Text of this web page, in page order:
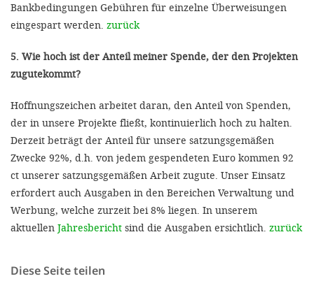
Bankbedingungen Gebühren für einzelne Überweisungen
eingespart werden. zurück
5. Wie hoch ist der Anteil meiner Spende, der den Projekten
zugutekommt?
Hoffnungszeichen arbeitet daran, den Anteil von Spenden,
der in unsere Projekte fließt, kontinuierlich hoch zu halten.
Derzeit beträgt der Anteil für unsere satzungsgemäßen
Zwecke 92%, d.h. von jedem gespendeten Euro kommen 92
ct unserer satzungsgemäßen Arbeit zugute. Unser Einsatz
erfordert auch Ausgaben in den Bereichen Verwaltung und
Werbung, welche zurzeit bei 8% liegen. In unserem
aktuellen Jahresbericht sind die Ausgaben ersichtlich. zurück
Diese Seite teilen